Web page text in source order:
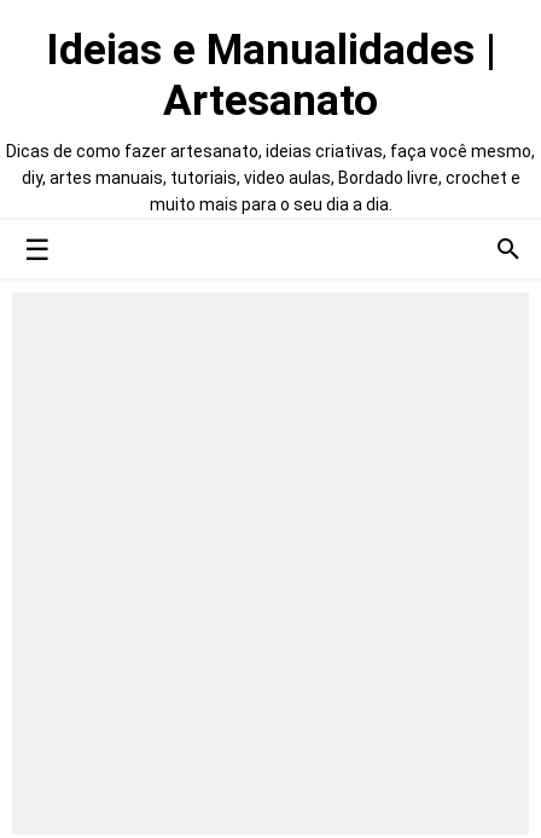
Ideias e Manualidades |
Artesanato
Dicas de como fazer artesanato, ideias criativas, faça você mesmo,
diy, artes manuais, tutoriais, video aulas, Bordado livre, crochet e
muito mais para o seu dia a dia.